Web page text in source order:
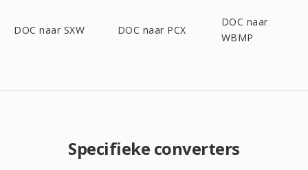
DOC naar SXW DOC naar PCX
DOC naar
WBMP
Specifieke converters